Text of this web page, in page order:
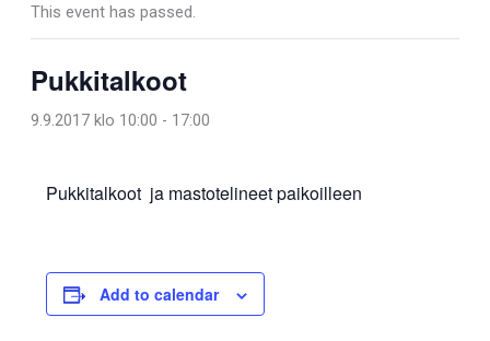
This event has passed.
Pukkitalkoot
9.9.2017 klo 10:00 - 17:00
Pukkitalkoot ja mastotelineet paikoilleen
Add to calendar